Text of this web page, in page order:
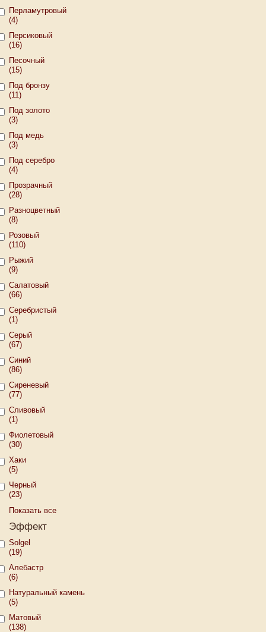
Перламутровый
(4)
Персиковый
(16)
Песочный
(15)
Под бронзу
(11)
Под золото
(3)
Под медь
(3)
Под серебро
(4)
Прозрачный
(28)
Разноцветный
(8)
Розовый
(110)
Рыжий
(9)
Салатовый
(66)
Серебристый
(1)
Серый
(67)
Синий
(86)
Сиреневый
(77)
Сливовый
(1)
Фиолетовый
(30)
Хаки
(5)
Черный
(23)
Показать все
Эффект
Solgel
(19)
Алебастр
(6)
Натуральный камень
(5)
Матовый
(138)